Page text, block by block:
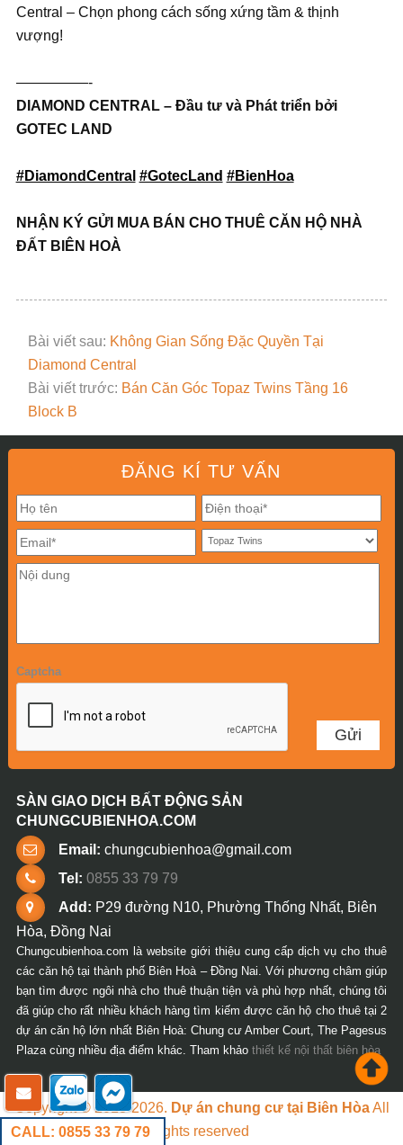
Central – Chọn phong cách sống xứng tầm & thịnh
vượng!
—————-
DIAMOND CENTRAL – Đầu tư và Phát triển bởi
GOTEC LAND
#DiamondCentral #GotecLand #BienHoa
NHẬN KÝ GỬI MUA BÁN CHO THUÊ CĂN HỘ NHÀ
ĐẤT BIÊN HOÀ
Bài viết sau: Không Gian Sống Đặc Quyền Tại
Diamond Central
Bài viết trước: Bán Căn Góc Topaz Twins Tầng 16
Block B
ĐĂNG KÍ TƯ VẤN
Captcha
SÀN GIAO DỊCH BẤT ĐỘNG SẢN
CHUNGCUBIENHOA.COM
Email: chungcubienhoa@gmail.com
Tel: 0855 33 79 79
Add: P29 đường N10, Phường Thống Nhất, Biên
Hòa, Đồng Nai
Chungcubienhoa.com là website giới thiệu cung cấp dịch vụ cho thuê
các căn hộ tại thành phố Biên Hoà – Đồng Nai. Với phương châm giúp
bạn tìm được ngôi nhà cho thuê thuận tiện và phù hợp nhất, chúng tôi
đã giúp cho rất nhiều khách hàng tìm kiếm được căn hộ cho thuê tại 2
dự án căn hộ lớn nhất Biên Hoà: Chung cư Amber Court, The Pagesus
Plaza cùng nhiều địa điểm khác. Tham khảo thiết kế nội thất biên hòa
CALL: 0855 33 79 79
Copyright © 2018-2026. Dự án chung cư tại Biên HòaAll
rights reserved